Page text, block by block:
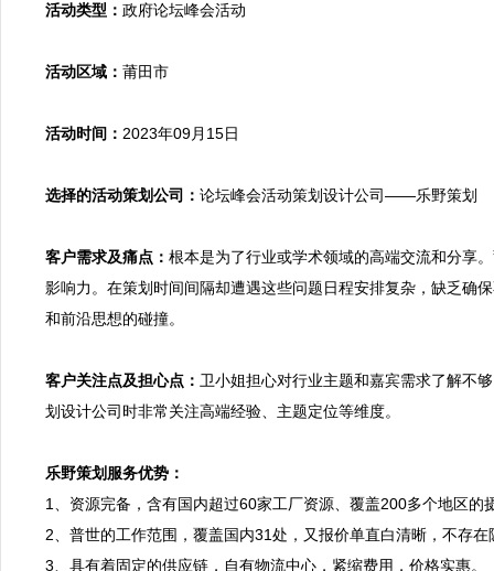
活动类型： 政府论坛峰会活动
活动区域： 莆田市
活动时间： 2023年09月15日
选择的活动策划公司： 论坛峰会活动策划设计公司——乐野策划
客户需求及痛点： 根本是为了行业或学术领域的高端交流和分享
影响力。在策划时间间隔却遭遇这些问题日程安排复杂，缺乏确
和前沿思想的碰撞。
客户关注点及担心点： 卫小姐担心对行业主题和嘉宾需求了解不
划设计公司时非常关注高端经验、主题定位等维度。
乐野策划服务优势：
1、资源完备，含有国内超过60家工厂资源、覆盖200多个地区
2、普世的工作范围，覆盖国内31处，又报价单直白清晰，不存在
3、具有着固定的供应链，自有物流中心，紧缩费用，价格实惠。